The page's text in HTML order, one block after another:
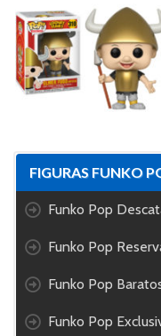
FIGURAS FUNKO
Funko Pop
Funko Pop
Funko Pop
Funko Pop